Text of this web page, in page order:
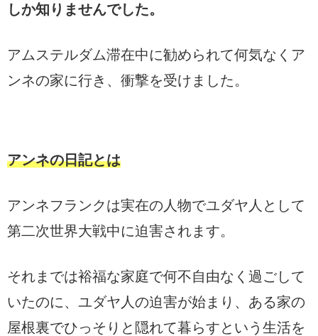
しか知りませんでした。
アムステルダム滞在中に勧められて何気なくア
ンネの家に行き、衝撃を受けました。
アンネの日記とは
アンネフランクは実在の人物でユダヤ人として
第二次世界大戦中に迫害されます。
それまでは裕福な家庭で何不自由なく過ごして
いたのに、ユダヤ人の迫害が始まり、ある家の
屋根裏でひっそりと隠れて暮らすという生活を